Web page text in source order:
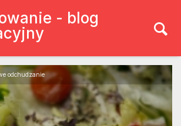
- blog
odchudzanie